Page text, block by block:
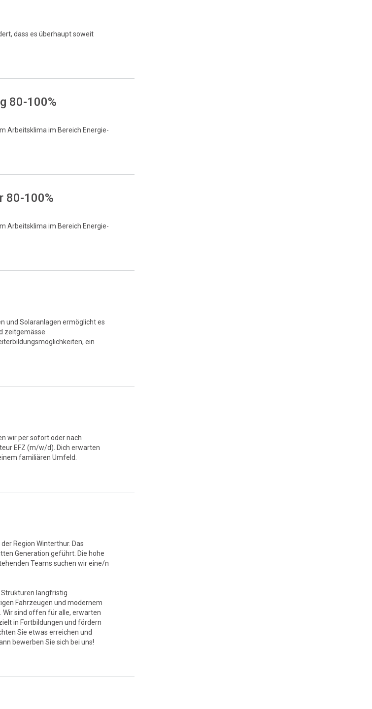
dass es überhaupt soweit
80-100%
Arbeitsklima im Bereich Energie-
80-100%
Arbeitsklima im Bereich Energie-
und Solaranlagen ermöglicht es
zeitgemässe
ein
wir per sofort oder nach
EFZ (m/w/d). Dich erwarten
familiären Umfeld.
Region Winterthur. Das
Generation geführt. Die hohe
Teams suchen wir eine/n
langfristig
Fahrzeugen und modernem
Wir sind offen für alle, erwarten
in Fortbildungen und fördern
Sie etwas erreichen und
bewerben Sie sich bei uns!